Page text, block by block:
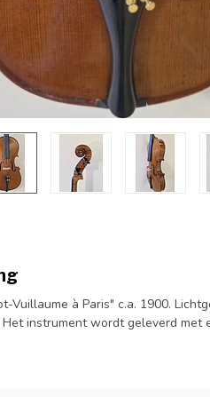
Vuillaume à Paris" c.a. 1900.
instrument wordt geleverd met